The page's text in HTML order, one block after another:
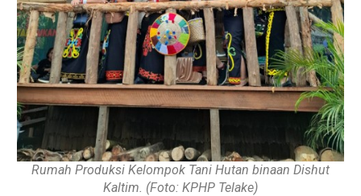
Rumah Produksi Kelompok Tani Hutan binaan Dishut
Kaltim. (Foto: KPHP Telake)